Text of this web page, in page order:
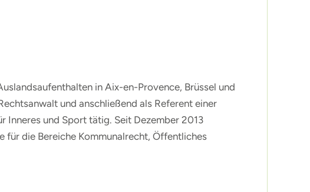
in Aix-en-Provence, Brüssel und
und anschließend als Referent einer
Inneres und Sport tätig. Seit Dezember 2013
für die Bereiche Kommunalrecht, Öffentliches